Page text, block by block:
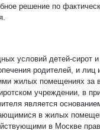
решение по
условий детей-сирот и
родителей, и лиц
жилых помещениях за
учреждении, в
является
в жилых
в Москве